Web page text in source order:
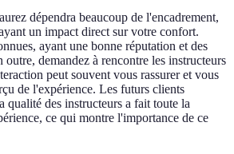
dépendra beaucoup de l'encadrement,
un impact direct sur votre confort.
ayant une bonne réputation et des
demandez à rencontre les instructeurs
peut souvent vous rassurer et vous
de l'expérience. Les futurs clients
qualité des instructeurs a fait toute la
ce qui montre l'importance de ce